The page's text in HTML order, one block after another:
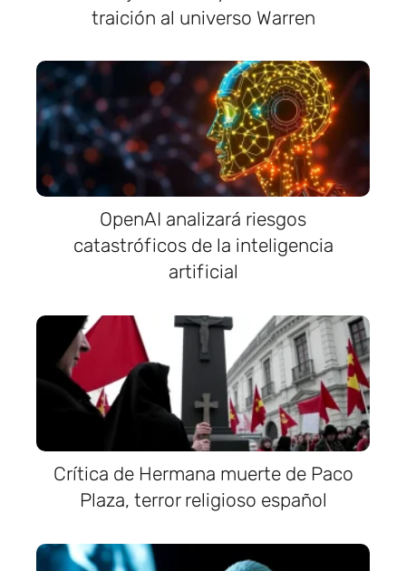
traición al universo Warren
OpenAI analizará riesgos
catastróficos de la inteligencia
artificial
Crítica de Hermana muerte de Paco
Plaza, terror religioso español